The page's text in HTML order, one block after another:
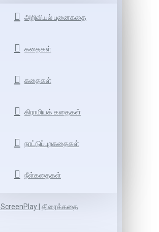
அறிவியல் புனைகதை
கதைகள்
கதைகள்
கிராமியக் கதைகள்
நாட்டுப்புறகதைகள்
நீள்கதைகள்
ScreenPlay | திரைக்கதை